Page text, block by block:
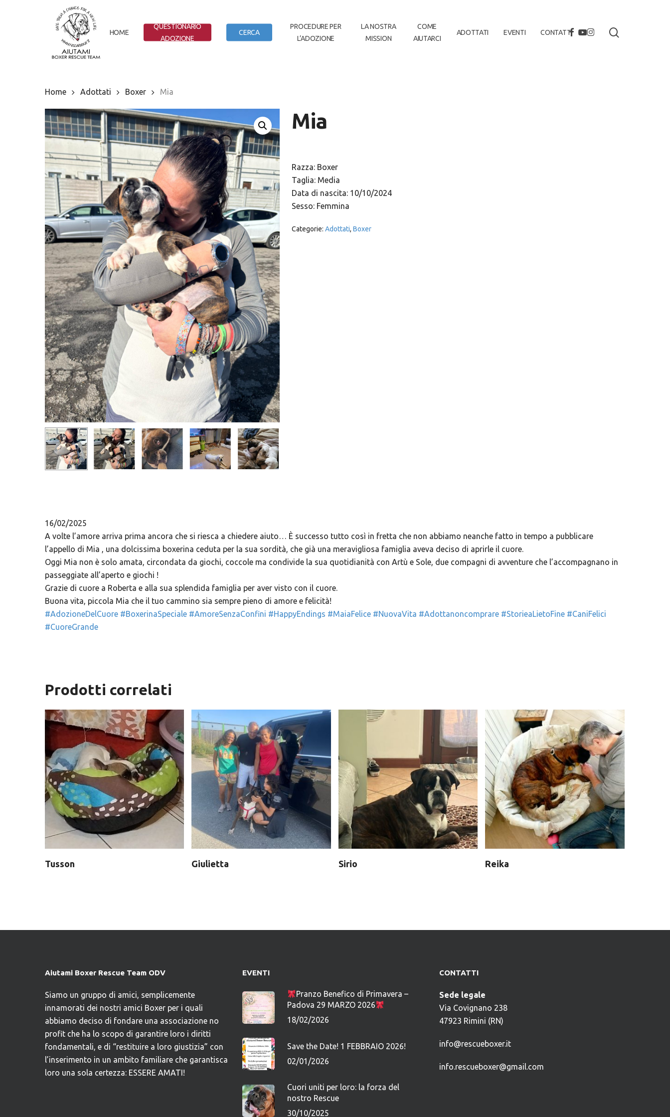
Hit enter to search or ESC to close
HOME
QUESTIONARIO
ADOZIONE
CERCA
PROCEDURE PER
L’ADOZIONE
LA NOSTRA
MISSION
COME
AIUTARCI
ADOTTATI EVENTI CONTATTIFACEBOOK
YOUTUBE
INSTAGRAM
Home Adottati Boxer Mia
Mia
Razza: Boxer
Taglia: Media
Data di nascita: 10/10/2024
Sesso: Femmina
Categorie: Adottati, Boxer
16/02/2025
A volte l’amore arriva prima ancora che si riesca a chiedere aiuto… È successo tutto così in fretta che non abbiamo neanche fatto in tempo a pubblicare
l’appello di Mia , una dolcissima boxerina ceduta per la sua sordità, che già una meravigliosa famiglia aveva deciso di aprirle il cuore.
Oggi Mia non è solo amata, circondata da giochi, coccole ma condivide la sua quotidianità con Artù e Sole, due compagni di avventure che l’accompagnano in
passeggiate all’aperto e giochi !
Grazie di cuore a Roberta e alla sua splendida famiglia per aver visto con il cuore.
Buona vita, piccola Mia che il tuo cammino sia sempre pieno di amore e felicità!
#AdozioneDelCuore #BoxerinaSpeciale #AmoreSenzaConfini #HappyEndings #MaiaFelice #NuovaVita #Adottanoncomprare #StorieaLietoFine #CaniFelici
#CuoreGrande
Prodotti correlati
Tusson Giulietta Sirio Reika
Aiutami Boxer Rescue Team ODV
Siamo un gruppo di amici, semplicemente
innamorati dei nostri amici Boxer per i quali
abbiamo deciso di fondare una associazione no
profit che ha lo scopo di garantire loro i diritti
fondamentali, e di “restituire a loro giustizia” con
l’inserimento in un ambito familiare che garantisca
loro una sola certezza: ESSERE AMATI!
EVENTI
Pranzo Benefico di Primavera –
Padova 29 MARZO 2026
18/02/2026
Save the Date! 1 FEBBRAIO 2026!
02/01/2026
Cuori uniti per loro: la forza del
nostro Rescue
30/10/2025
CONTATTI
Sede legale
Via Covignano 238
47923 Rimini (RN)
info@rescueboxer.it
info.rescueboxer@gmail.com